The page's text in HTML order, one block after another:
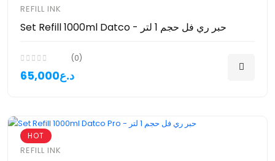
REFILL INK
Set Refill 1000ml Datco - حبر ري فل حجم 1 لتر
(0)
65,000د.ع
HOT
REFILL INK